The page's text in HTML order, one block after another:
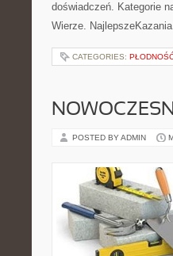
doświadczeń. Kategorie
Wierze.
CATEGORIES:
POSTED BY ADMIN